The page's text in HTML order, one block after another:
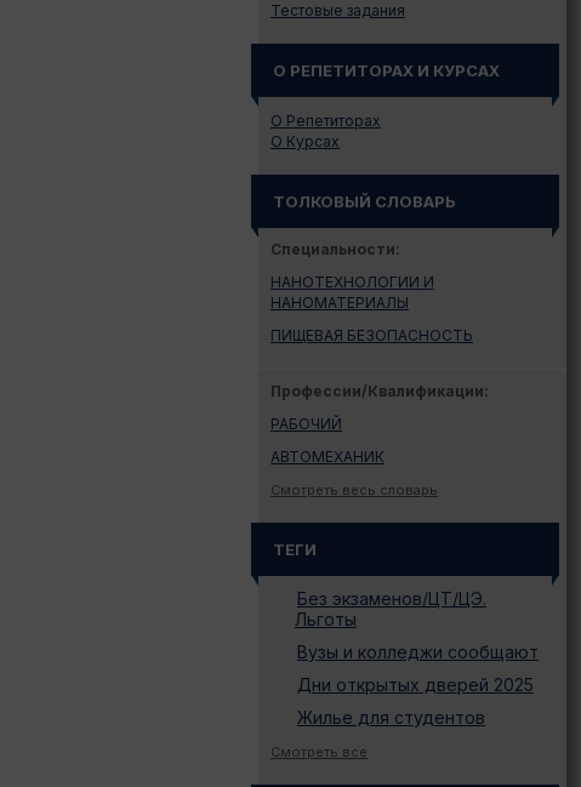
Тестовые задания
О РЕПЕТИТОРАХ И КУРСАХ
О Репетиторах
О Курсах
ТОЛКОВЫЙ СЛОВАРЬ
Специальности:
НАНОТЕХНОЛОГИИ И
НАНОМАТЕРИАЛЫ
ПИЩЕВАЯ БЕЗОПАСНОСТЬ
Профессии/Квалификации:
РАБОЧИЙ
АВТОМЕХАНИК
Смотреть весь словарь
ТЕГИ
Без экзаменов/ЦТ/ЦЭ.
Льготы
Вузы и колледжи сообщают
Дни открытых дверей 2025
Жилье для студентов
Законодательство
Иностранному абитуриенту
Смотреть все